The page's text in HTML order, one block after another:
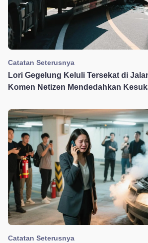
Catatan Seterusnya
Lori Gegelung Keluli Tersekat di
Komen Netizen Mendedahkan
Catatan Seterusnya